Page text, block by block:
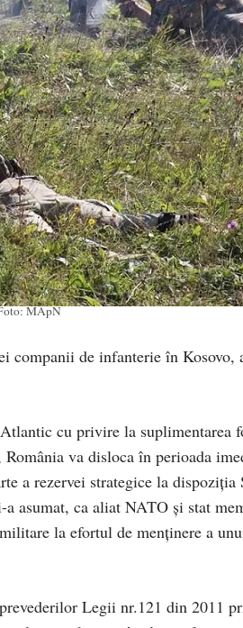
MApN
companii de infanterie în
cu privire la suplimentarea
va disloca în perioada
a rezervei strategice la
asumat, ca aliat NATO și stat
la efortul de menținere a
Legii nr.121 din 2011